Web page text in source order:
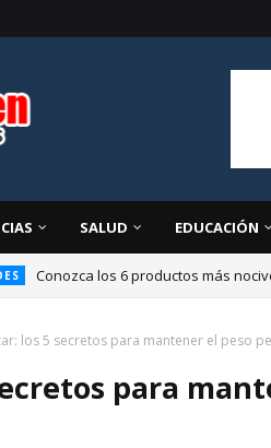
SALUD EDUCACIÓN
Conozca los 6 productos más
los 5 secretos para mantener el peso
para